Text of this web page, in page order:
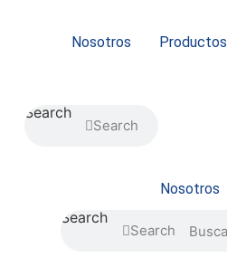
Nosotros Productos
Search
Search
Nosotros
Search
Search